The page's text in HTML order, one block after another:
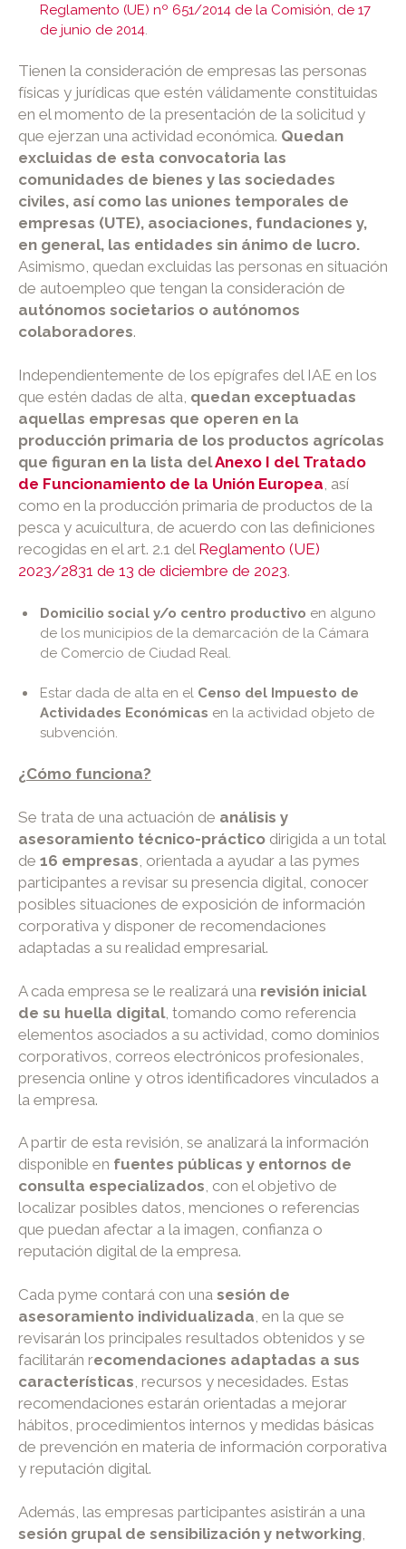
Reglamento (UE) nº 651/2014 de la Comisión, de 17
de junio de 2014.
Tienen la consideración de empresas las personas
físicas y jurídicas que estén válidamente constituidas
en el momento de la presentación de la solicitud y
que ejerzan una actividad económica. Quedan
excluidas de esta convocatoria las
comunidades de bienes y las sociedades
civiles, así como las uniones temporales de
empresas (UTE), asociaciones, fundaciones y,
en general, las entidades sin ánimo de lucro.
Asimismo, quedan excluidas las personas en situación
de autoempleo que tengan la consideración de
autónomos societarios o autónomos
colaboradores.
Independientemente de los epígrafes del IAE en los
que estén dadas de alta, quedan exceptuadas
aquellas empresas que operen en la
producción primaria de los productos agrícolas
que figuran en la lista delAnexo I del Tratado
de Funcionamiento de la Unión Europea, así
como en la producción primaria de productos de la
pesca y acuicultura, de acuerdo con las definiciones
recogidas en el art. 2.1 del Reglamento (UE)
2023/2831 de 13 de diciembre de 2023.
Domicilio social y/o centro productivo en alguno
de los municipios de la demarcación de la Cámara
de Comercio de Ciudad Real.
Estar dada de alta en el Censo del Impuesto de
Actividades Económicas en la actividad objeto de
subvención.
¿Cómo funciona?
Se trata de una actuación de análisis y
asesoramiento técnico-práctico dirigida a un total
de 16 empresas , orientada a ayudar a las pymes
participantes a revisar su presencia digital, conocer
posibles situaciones de exposición de información
corporativa y disponer de recomendaciones
adaptadas a su realidad empresarial.
A cada empresa se le realizará una revisión inicial
de su huella digital, tomando como referencia
elementos asociados a su actividad, como dominios
corporativos, correos electrónicos profesionales,
presencia online y otros identificadores vinculados a
la empresa.
A partir de esta revisión, se analizará la información
disponible en fuentes públicas y entornos de
consulta especializados, con el objetivo de
localizar posibles datos, menciones o referencias
que puedan afectar a la imagen, confianza o
reputación digital de la empresa.
Cada pyme contará con una sesión de
asesoramiento individualizada, en la que se
revisarán los principales resultados obtenidos y se
facilitarán recomendaciones adaptadas a sus
características, recursos y necesidades. Estas
recomendaciones estarán orientadas a mejorar
hábitos, procedimientos internos y medidas básicas
de prevención en materia de información corporativa
y reputación digital.
Además, las empresas participantes asistirán a una
sesión grupal de sensibilización y networking,